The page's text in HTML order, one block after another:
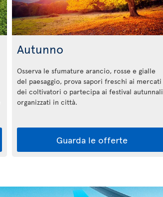
Autunno
Osserva le sfumature arancio, rosse e gialle
del paesaggio, prova sapori freschi ai mercati
dei coltivatori o partecipa ai festival autunnali
organizzati in città.
Guarda le offerte